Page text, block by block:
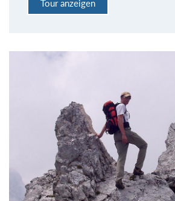
Tour anzeigen